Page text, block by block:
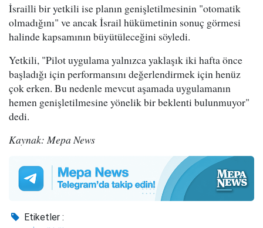
İsrailli bir yetkili ise planın genişletilmesinin "otomatik
olmadığını" ve ancak İsrail hükümetinin sonuç görmesi
halinde kapsamının büyütüleceğini söyledi.
Yetkili, "Pilot uygulama yalnızca yaklaşık iki hafta önce
başladığı için performansını değerlendirmek için henüz
çok erken. Bu nedenle mevcut aşamada uygulamanın
hemen genişletilmesine yönelik bir beklenti bulunmuyor"
dedi.
Kaynak: Mepa News
Etiketler :